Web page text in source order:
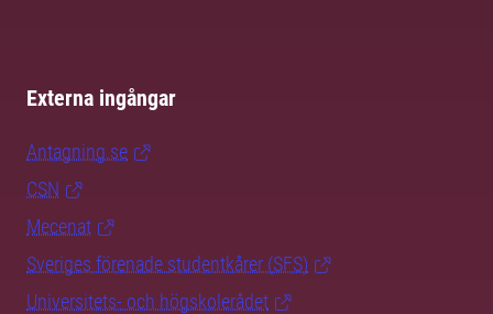
Externa ingångar
Antagning.se
CSN
Mecenat
Sveriges förenade studentkårer (SFS)
Universitets- och högskolerådet